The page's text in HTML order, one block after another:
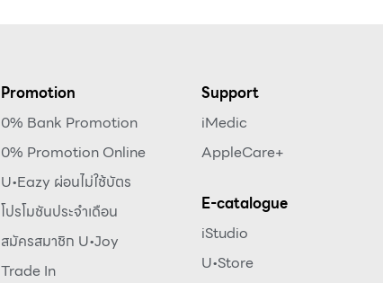
Promotion
0% Bank Promotion
0% Promotion Online
U•Eazy ผ่อนไม่ใช้บัตร
โปรโมชันประจำเดือน
สมัครสมาชิก U•Joy
Trade In
Support
iMedic
AppleCare+
E-catalogue
iStudio
U•Store